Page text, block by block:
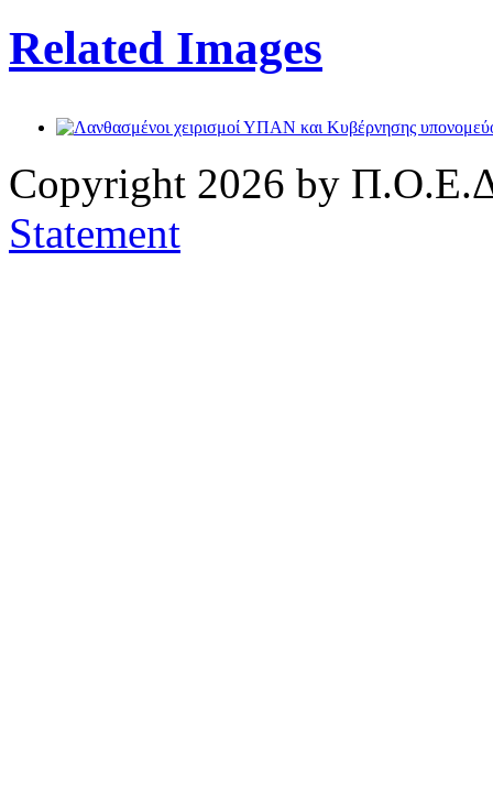
Related Images
Copyright 2026 by
Statement